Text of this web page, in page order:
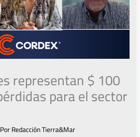
representan $ 100
para el sector
Redacción Tierra&Mar